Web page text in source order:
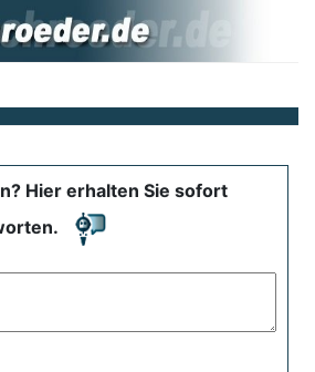
Hier erhalten Sie sofort